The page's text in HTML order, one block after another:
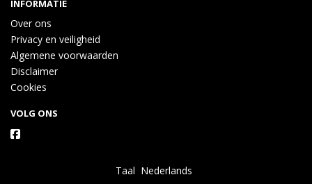
INFORMATIE
Over ons
Privacy en veiligheid
Algemene voorwaarden
Disclaimer
Cookies
VOLG ONS
Taal